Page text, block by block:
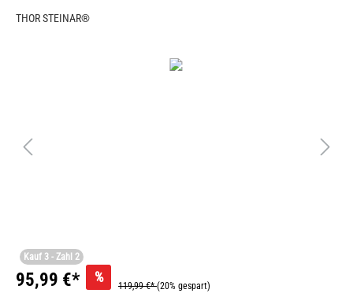
THOR STEINAR®
Kauf 3 - Zahl 2
95,99 €* %
119,99 €*(20% gespart)